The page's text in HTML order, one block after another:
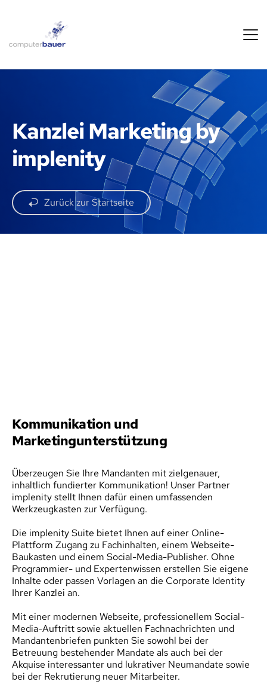
Kanzlei Marketing by
implenity
Zurück zur Startseite
Kommunikation und
Marketingunterstützung
Überzeugen Sie Ihre Mandanten mit zielgenauer,
inhaltlich fundierter Kommunikation! Unser Partner
implenity stellt Ihnen dafür einen umfassenden
Werkzeugkasten zur Verfügung.
Die implenity Suite bietet Ihnen auf einer Online-
Plattform Zugang zu Fachinhalten, einem Webseite-
Baukasten und einem Social-Media-Publisher. Ohne
Programmier- und Expertenwissen erstellen Sie eigene
Inhalte oder passen Vorlagen an die Corporate Identity
Ihrer Kanzlei an.
Mit einer modernen Webseite, professionellem Social-
Media-Auftritt sowie aktuellen Fachnachrichten und
Mandantenbriefen punkten Sie sowohl bei der
Betreuung bestehender Mandate als auch bei der
Akquise interessanter und lukrativer Neumandate sowie
bei der Rekrutierung neuer Mitarbeiter.